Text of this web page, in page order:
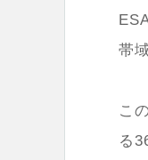
帯
こ
る